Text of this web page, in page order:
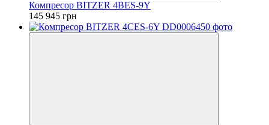
Компресор BITZER 4BES-9Y
145 945 грн